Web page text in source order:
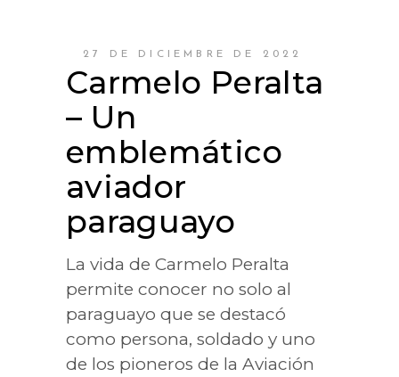
27 DE DICIEMBRE DE 2022
Carmelo Peralta
– Un
emblemático
aviador
paraguayo
La vida de Carmelo Peralta
permite conocer no solo al
paraguayo que se destacó
como persona, soldado y uno
de los pioneros de la Aviación